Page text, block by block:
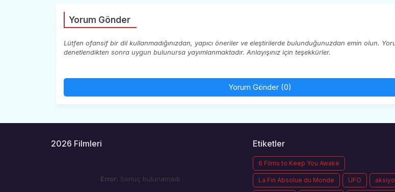
Yorum Gönder
Lütfen ofansif bir dil kullanmadığınızdan, yapıcı öneriler ve eleştirilerde bulunduğunuzdan emin olun.
denetlendikten sonra uygun bulunursa yayımlanmaktadır. Anlayışınız için teşekkürler.
Yorum Gönder (0)
2026 Filmleri
Error: Sonuç bulunamadı
Etiketler
6 Films to Keep You Awake
La Fin Absolue du Monde UFO